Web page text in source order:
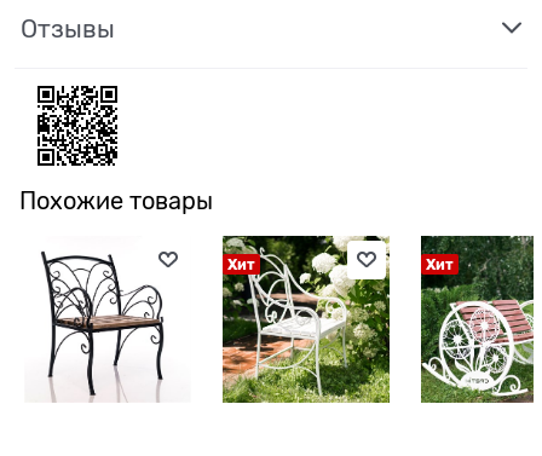
Отзывы
Похожие товары
Хит Хит